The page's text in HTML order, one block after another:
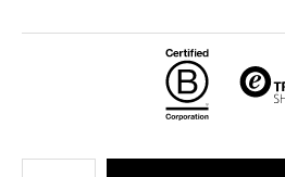
© 2026 Dille & Kamille